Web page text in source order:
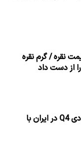
قیمت نقره / گرم نقره
شرایط جدید فروش آئودی Q4 در ایران با